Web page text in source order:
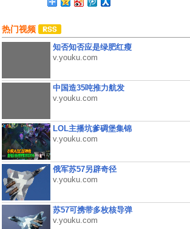
热门视频
知否知否应是绿肥红瘦
v.youku.com
中国造35吨推力航发
v.youku.com
LOL主播坑爹碉堡集锦
v.youku.com
俄军苏57另辟奇径
v.youku.com
苏57可携带多枚核导弹
v.youku.com